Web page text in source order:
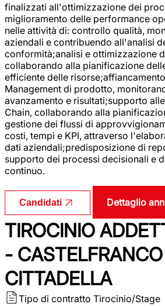
finalizzati all'ottimizzazione dei
miglioramento delle performance
nelle attività di: controllo qualità,
aziendali e contribuendo all'analisi
conformità;analisi e ottimizzazione
collaborando alla pianificazione
efficiente delle
Management di prodotto,
avanzamento e risultati;supporto
Chain, collaborando alla
gestione dei flussi di
costi, tempi e KPI, attraverso
dati aziendali;predisposizione di
supporto dei processi decisionali e
continuo.
Candidati Dettaglio
TIROCINIO
-
CITTADELLA
Tipo di contratto Tirocinio/Stage